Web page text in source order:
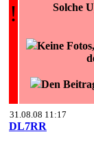
!
Solche
Keine
Den
31.08.08 11:17
DL7RR